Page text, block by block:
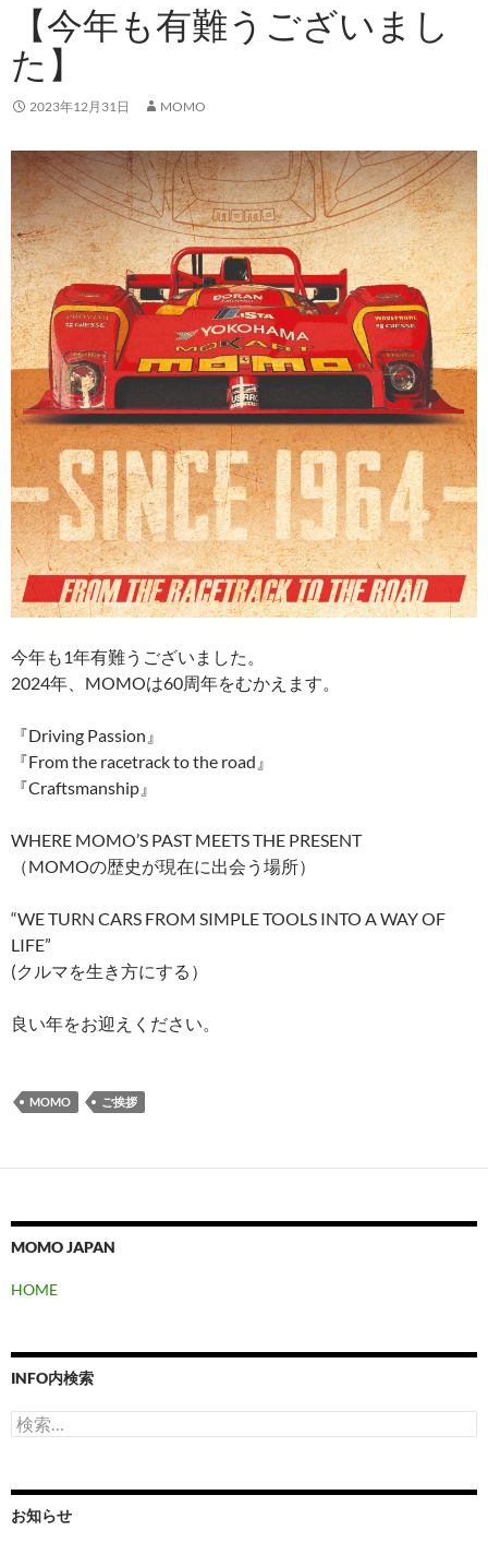
【今年も有難うございまし
た】
2023年12月31日 MOMO
今年も1年有難うございました。
2024年、MOMOは60周年をむかえます。
『Driving Passion』
『From the racetrack to the road』
『Craftsmanship』
WHERE MOMO’S PAST MEETS THE PRESENT
（MOMOの歴史が現在に出会う場所）
“WE TURN CARS FROM SIMPLE TOOLS INTO A WAY OF
LIFE”
(クルマを生き方にする）
良い年をお迎えください。
MOMO ご挨拶
MOMO JAPAN
HOME
INFO内検索
検
索:
お知らせ